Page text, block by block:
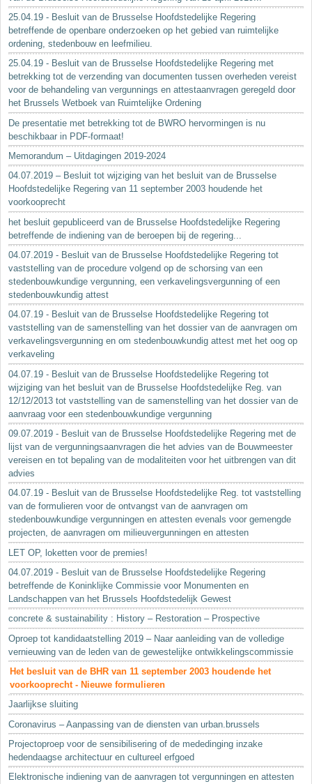
25.04.19 - Besluit van de Brusselse Hoofdstedelijke Regering
betreffende de openbare onderzoeken op het gebied van ruimtelijke
ordening, stedenbouw en leefmilieu.
25.04.19 - Besluit van de Brusselse Hoofdstedelijke Regering met
betrekking tot de verzending van documenten tussen overheden vereist
voor de behandeling van vergunnings en attestaanvragen geregeld door
het Brussels Wetboek van Ruimtelijke Ordening
De presentatie met betrekking tot de BWRO hervormingen is nu
beschikbaar in PDF-formaat!
Memorandum – Uitdagingen 2019-2024
04.07.2019 – Besluit tot wijziging van het besluit van de Brusselse
Hoofdstedelijke Regering van 11 september 2003 houdende het
voorkooprecht
het besluit gepubliceerd van de Brusselse Hoofdstedelijke Regering
betreffende de indiening van de beroepen bij de regering...
04.07.2019 - Besluit van de Brusselse Hoofdstedelijke Regering tot
vaststelling van de procedure volgend op de schorsing van een
stedenbouwkundige vergunning, een verkavelingsvergunning of een
stedenbouwkundig attest
04.07.19 - Besluit van de Brusselse Hoofdstedelijke Regering tot
vaststelling van de samenstelling van het dossier van de aanvragen om
verkavelingsvergunning en om stedenbouwkundig attest met het oog op
verkaveling
04.07.19 - Besluit van de Brusselse Hoofdstedelijke Regering tot
wijziging van het besluit van de Brusselse Hoofdstedelijke Reg. van
12/12/2013 tot vaststelling van de samenstelling van het dossier van de
aanvraag voor een stedenbouwkundige vergunning
09.07.2019 - Besluit van de Brusselse Hoofdstedelijke Regering met de
lijst van de vergunningsaanvragen die het advies van de Bouwmeester
vereisen en tot bepaling van de modaliteiten voor het uitbrengen van dit
advies
04.07.19 - Besluit van de Brusselse Hoofdstedelijke Reg. tot vaststelling
van de formulieren voor de ontvangst van de aanvragen om
stedenbouwkundige vergunningen en attesten evenals voor gemengde
projecten, de aanvragen om milieuvergunningen en attesten
LET OP, loketten voor de premies!
04.07.2019 - Besluit van de Brusselse Hoofdstedelijke Regering
betreffende de Koninklijke Commissie voor Monumenten en
Landschappen van het Brussels Hoofdstedelijk Gewest
concrete & sustainability : History – Restoration – Prospective
Oproep tot kandidaatstelling 2019 – Naar aanleiding van de volledige
vernieuwing van de leden van de gewestelijke ontwikkelingscommissie
Het besluit van de BHR van 11 september 2003 houdende het
voorkooprecht - Nieuwe formulieren
Jaarlijkse sluiting
Coronavirus – Aanpassing van de diensten van urban.brussels
Projectoproep voor de sensibilisering of de mededinging inzake
hedendaagse architectuur en cultureel erfgoed
Elektronische indiening van de aanvragen tot vergunningen en attesten